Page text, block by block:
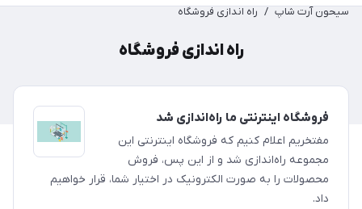
سیحون آرت شاپ / راه اندازی فروشگاه
راه اندازی فروشگاه
فروشگاه اینترنتی ما راه‌اندازی شد
مفتخریم اعلام کنیم که فروشگاه اینترنتی این
مجموعه راه‌اندازی شد و از این پس، فروش
محصولات را به صورت الکترونیک در اختیار شما، قرار خواهیم
داد.